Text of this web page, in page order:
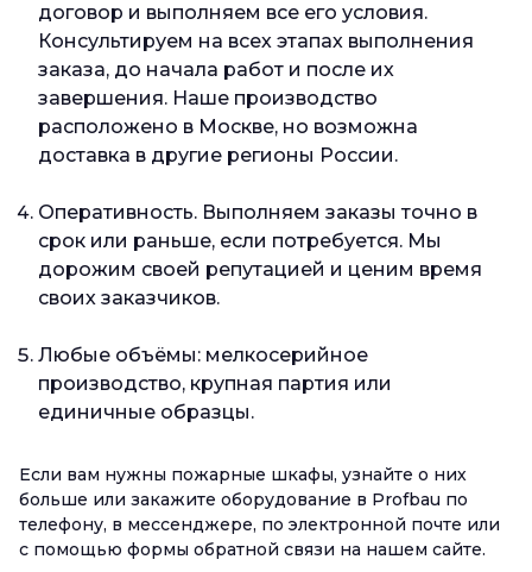
договор и выполняем все его условия.
Консультируем на всех этапах выполнения
заказа, до начала работ и после их
завершения. Наше производство
расположено в Москве, но возможна
доставка в другие регионы России.
Оперативность. Выполняем заказы точно в
срок или раньше, если потребуется. Мы
дорожим своей репутацией и ценим время
своих заказчиков.
Любые объёмы: мелкосерийное
производство, крупная партия или
единичные образцы.
Если вам нужны пожарные шкафы, узнайте о них
больше или закажите оборудование в Profbau по
телефону, в мессенджере, по электронной почте или
с помощью формы обратной связи на нашем сайте.